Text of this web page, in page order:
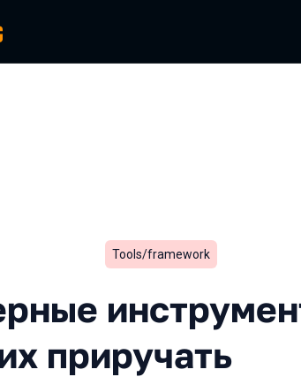
инструменты:
Tools/framework
приручать